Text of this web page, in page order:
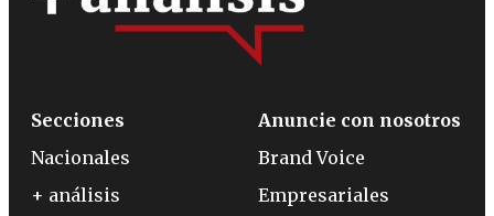
Secciones
Nacionales
+ análisis
Anuncie con nosotros
Brand Voice
Empresariales